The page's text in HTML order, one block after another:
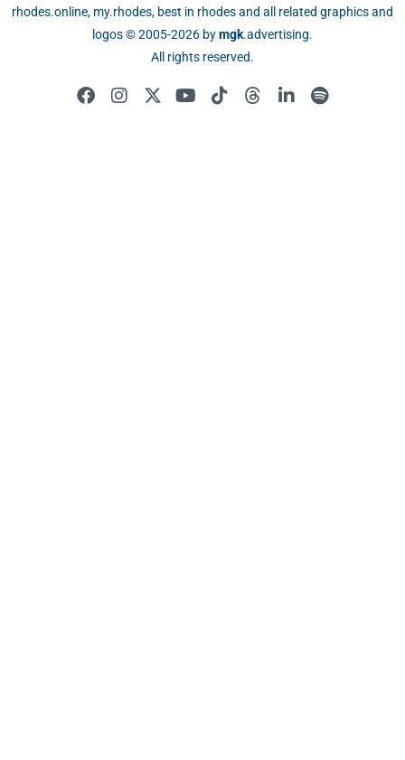
rhodes.online, my.rhodes, best in rhodes and all related graphics and
logos © 2005-2026 bymgk.advertising.
All rights reserved.